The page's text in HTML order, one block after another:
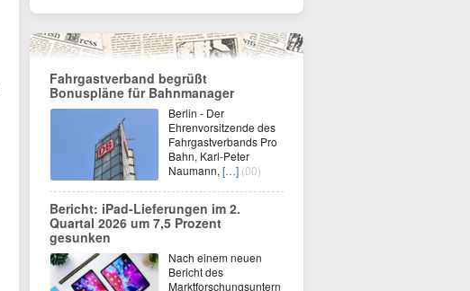
Fahrgastverband begrüßt
Bonuspläne für Bahnmanager
Berlin - Der
Ehrenvorsitzende des
Fahrgastverbands Pro
Bahn, Karl-Peter
Naumann, […] (00)
Bericht: iPad-Lieferungen im 2.
Quartal 2026 um 7,5 Prozent
gesunken
Nach einem neuen
Bericht des
Marktforschungsuntern